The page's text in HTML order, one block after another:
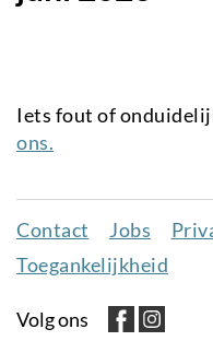
Iets fout of
ons.
Juridisch
menu
Contact Jobs
Toegankelijkheid
Volg ons